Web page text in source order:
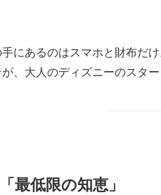
にあるのはスマホと財布だけ
が、大人のディズニーのスター
最低限の知恵」